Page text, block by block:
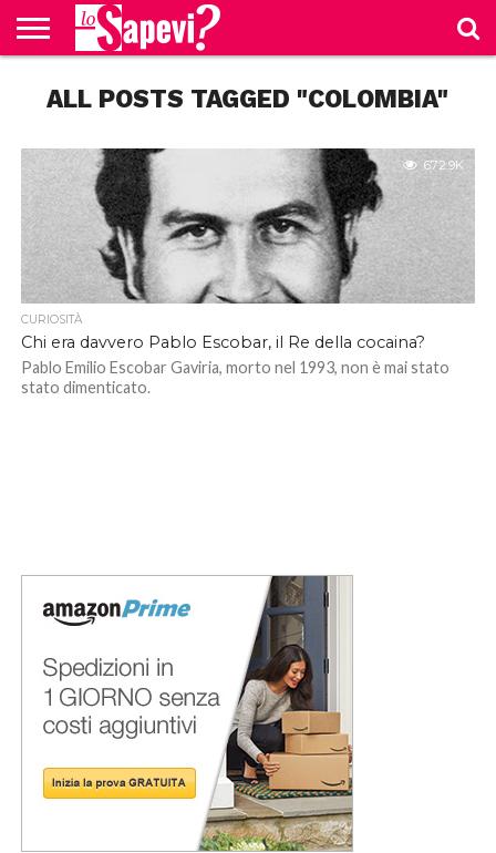
BENESSERE
GOSSIP
PRODOTTI
AMAZON
NEWS
CASA E
CUCINA
ALL POSTS TAGGED "COLOMBIA"
672.9K
CURIOSITÀ
Chi era davvero Pablo Escobar, il Re della cocaina?
Pablo Emilio Escobar Gaviria, morto nel 1993, non è mai stato
stato dimenticato.